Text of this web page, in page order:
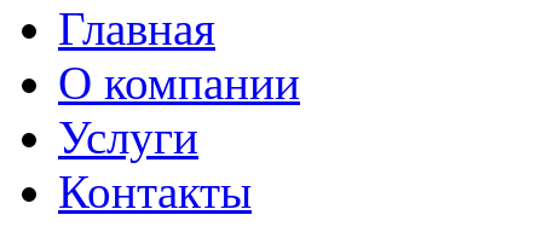
Главная
О компании
Услуги
Контакты